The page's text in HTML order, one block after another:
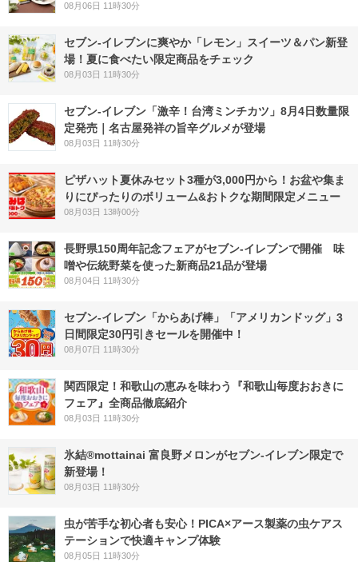
08月06日 11時30分
セブン‐イレブンに爽やか「レモン」スイーツ＆パン新登
場！夏に食べたい限定商品をチェック
08月03日 11時30分
セブン-イレブン「激辛！台湾ミンチカツ」8月4日数量限
定発売｜名古屋発祥の旨辛グルメが登場
08月03日 11時30分
ピザハット夏休みセット3種が3,000円から！お盆や集ま
りにぴったりのボリューム&おトクな期間限定メニュー
08月03日 13時00分
長野県150周年記念フェアがセブン-イレブンで開催 味
噌や伝統野菜を使った新商品21品が登場
08月04日 11時30分
セブン‐イレブン「からあげ棒」「アメリカンドッグ」3
日間限定30円引きセールを開催中！
08月07日 11時30分
関西限定！和歌山の恵みを味わう『和歌山毎度おおきに
フェア』全商品徹底紹介
08月03日 11時30分
氷結®mottainai 富良野メロンがセブン‐イレブン限定で
新登場！
08月03日 11時30分
虫が苦手な初心者も安心！PICA×アース製薬の虫ケアス
テーションで快適キャンプ体験
08月05日 11時30分